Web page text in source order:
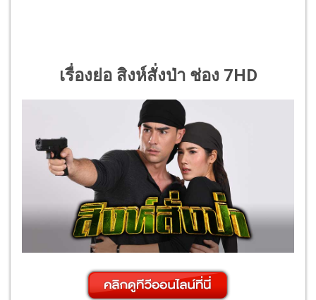
เรื่องย่อ สิงห์สั่งป่า ช่อง 7HD